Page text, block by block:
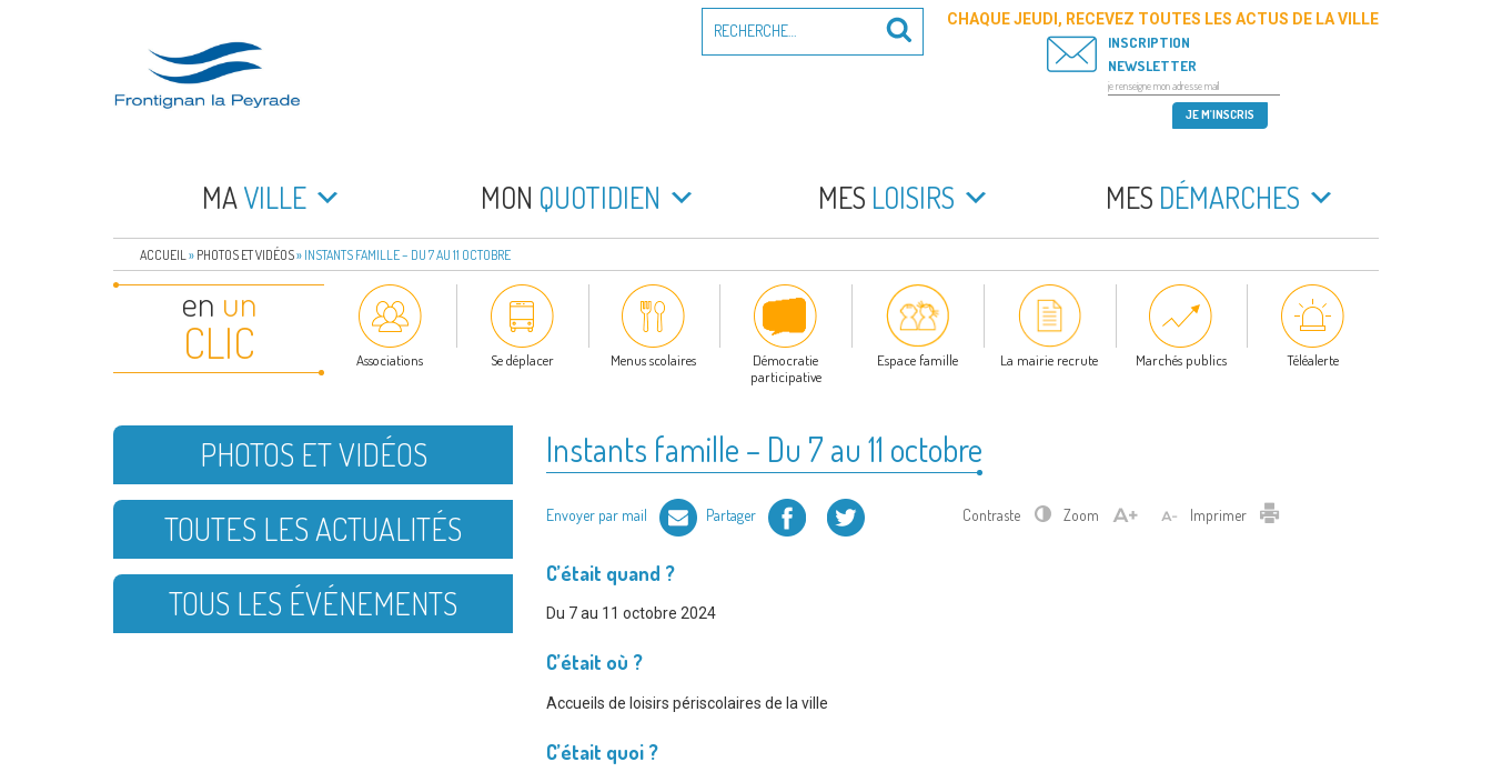
FRONTIGNAN LA PEYRADE
pour
Recherche
CHAQUE JEUDI, RECEVEZ TOUTES LES ACTUS DE LA VILLE
INSCRIPTION
NEWSLETTER
MAVILLE MON QUOTIDIEN MES LOISIRS MES DÉMARCHES
ACCUEIL » PHOTOS ET VIDÉOS» INSTANTS FAMILLE – DU 7 AU 11 OCTOBRE
en un
CLIC Associations Se déplacer Menus scolaires
Démocratie
participative
Espace famille La mairie recrute Marchés publics Téléalerte
Instants famille – Du 7 au 11 octobre
Envoyer par mail Partager Facebook Twitter Contraste Zoom Imprimer Imprimer
C’était quand ?
Du 7 au 11 octobre 2024
C’était où ?
Accueils de loisirs périscolaires de la ville
C’était quoi ?
PHOTOS ET VIDÉOS
TOUTES LES ACTUALITÉS
TOUS LES ÉVÉNEMENTS